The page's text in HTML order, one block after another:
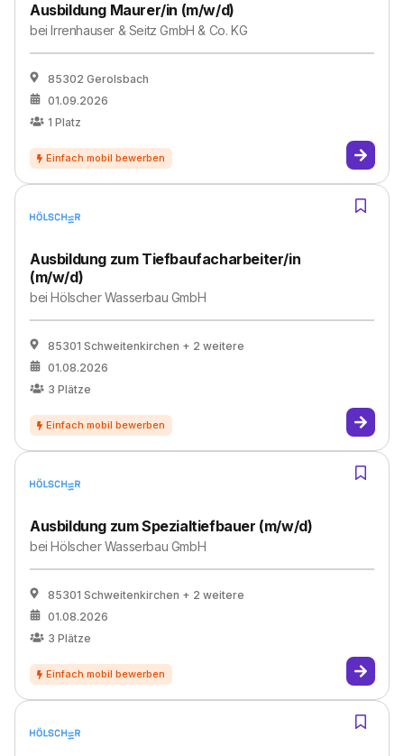
Ausbildung Maurer/in (m/w/d)
beiIrrenhauser & Seitz GmbH & Co. KG
85302 Gerolsbach
01.09.2026
1 Platz
Ausbildung zum Tiefbaufacharbeiter/in
(m/w/d)
beiHölscher Wasserbau GmbH
85301 Schweitenkirchen + 2 weitere
01.08.2026
3 Plätze
Ausbildung zum Spezialtiefbauer (m/w/d)
beiHölscher Wasserbau GmbH
85301 Schweitenkirchen + 2 weitere
01.08.2026
3 Plätze